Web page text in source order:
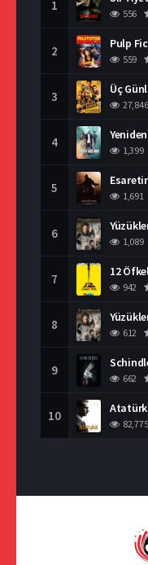
1
556
2 Pulp
559
3 Üç
27,846
4
1,399
5
1,691
6
1,089
7 12
942
8
612
9
662
10 Atatürk
82,775